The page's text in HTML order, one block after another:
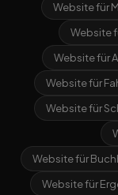
Website für
Website
Website für
Website für
Website für
Website für
Website für